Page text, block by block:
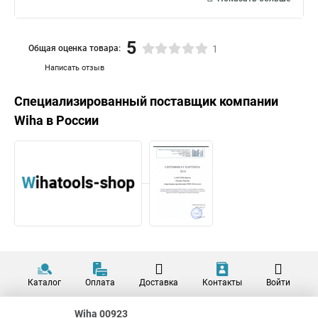
Написать отзыв
Общая оценка товара: 5 1
Специализированный поставщик компании
Wiha в России
Каталог Оплата Доставка Контакты Войти
Wiha 00923